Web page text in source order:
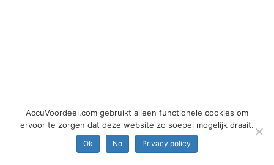
AccuVoordeel.com gebruikt alleen functionele cookies om
ervoor te zorgen dat deze website zo soepel mogelijk draait.
Ok No Privacy policy